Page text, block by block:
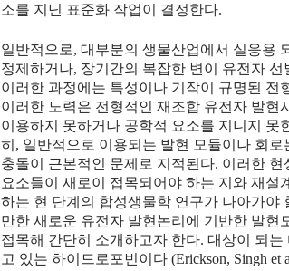
소를 지닌 표준화 작업이 결정한다.
일반적으로, 대부분의 생물산업에서 실응용
정제하거나, 장기간의 복잡한 변이 유전자
이러한 과정에는 특성이나 기작이 규명된 전
이러한 노력은 전형적인 재조합 유전자 발
이용하지 못하거나 공학적 요소를 지니지 못
히, 일반적으로 이용되는 발현 모듈이나 회
충돌이 근본적인 문제로 지적된다. 이러한
요소들이 새로이 접목되어야 하는 지와 재
하는 현 단계의 합성생물학 연구가 나아가야
만한 새로운 유전자 발현논리에 기반한 발현
접목해 간단히 소개하고자 한다. 대상이 되
고 있는 하이드로포빈이다 (Erickson, Singh et